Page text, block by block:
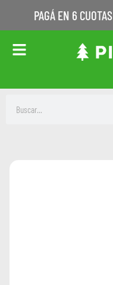
PAGÁ EN 6 CUOTAS